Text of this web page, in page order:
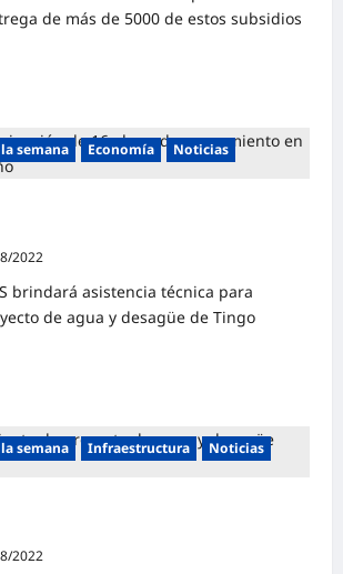
de más de 5000 de estos subsidios
semana Economía Noticias
2022
brindará asistencia técnica para
de agua y desagüe de Tingo
semana Infraestructura Noticias
2022